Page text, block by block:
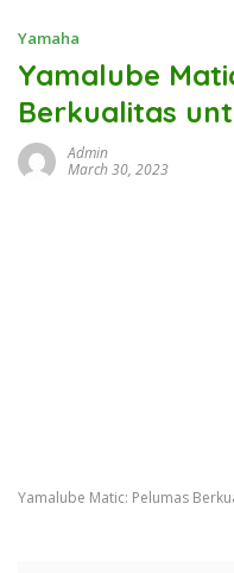
Yamaha
Yamalube
Berkualitas
Admin
March 30, 2023
Yamalube Matic: Pelumas